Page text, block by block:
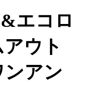
エコロ
ウト
ンアン